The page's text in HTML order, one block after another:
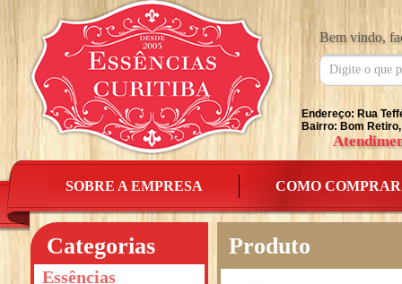
SOBRE A EMPRESA COMO COMPRAR
Bem vindo,
Endereço: Rua
Bairro: Bom
Categorias
Essências
Produto